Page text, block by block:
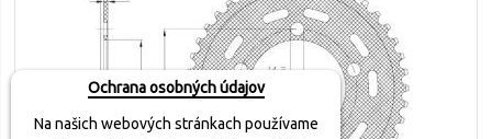
Ochrana osobných údajov
Na našich webových stránkach používame